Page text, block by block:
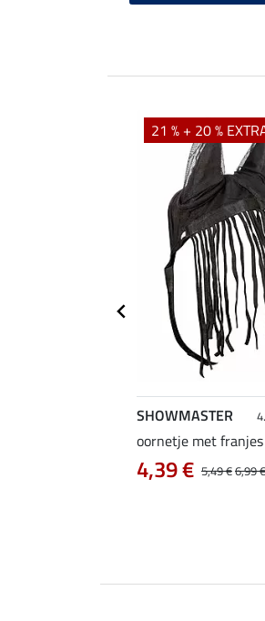
21 % + 20 %
SHOWMASTER
oornetje met franjes
5,49 €6,99 €
4,39 €